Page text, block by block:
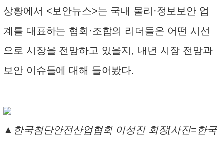
상황에서 <보안뉴스>는 국내 물리·정보보안 업
계를 대표하는 협회·조합의 리더들은 어떤 시선
으로 시장을 전망하고 있을지, 내년 시장 전망과
보안 이슈들에 대해 들어봤다.
▲한국첨단안전산업협회 이성진 회장[사진=한국